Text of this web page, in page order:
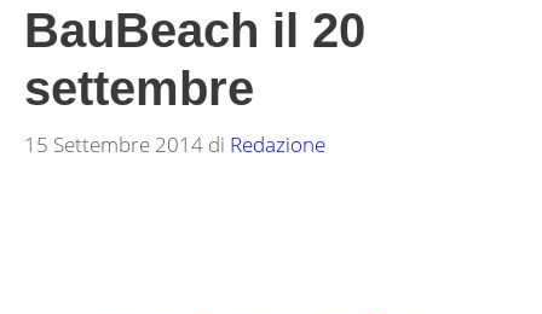
BauBeach il 20
settembre
15 Settembre 2014 di Redazione